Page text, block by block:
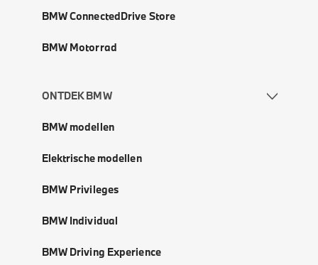
BMW ConnectedDrive Store
BMW Motorrad
ONTDEK BMW
BMW modellen
Elektrische modellen
BMW Privileges
BMW Individual
BMW Driving Experience